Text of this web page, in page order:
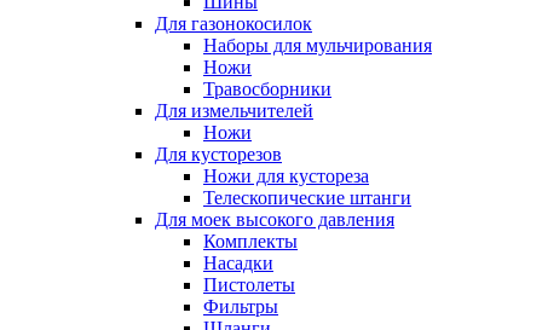
Для газонокосилок
Наборы для мульчирования
Ножи
Травосборники
Для измельчителей
Ножи
Для кусторезов
Ножи для кустореза
Телескопические штанги
Для моек высокого давления
Комплекты
Насадки
Пистолеты
Фильтры